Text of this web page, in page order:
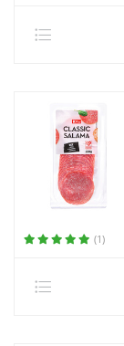
(1)